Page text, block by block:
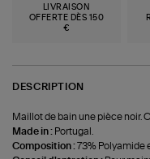
LIVRAISON
OFFERTE DÈS 150
€
DESCRIPTION
Maillot de bain une pièce noir.
Made in : Portugal.
Composition : 73% Polyamide